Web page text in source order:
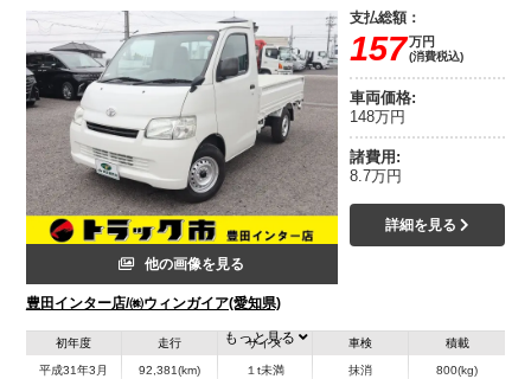
他の画像を見る
豊田インター店/㈱ウィンガイア(愛知県)
支払総額：
157万円
(消費税込)
車両価格:
148万円
諸費用:
8.7万円
詳細を見る
初年度
平成31年3月
走行
92,381(km)
サイズ
１t未満
車検
抹消
積載
800(kg)
もっと見る